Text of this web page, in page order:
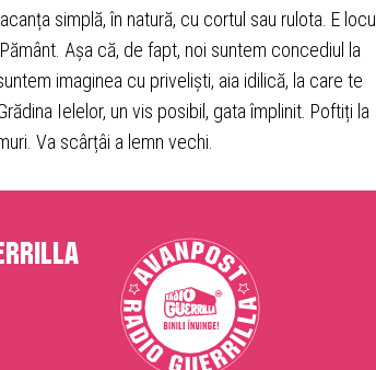
simplă, în natură, cu cortul sau rulota. E locul
Așa că, de fapt, noi suntem concediul la
imaginea cu priveliști, aia idilică, la care te
Ielelor, un vis posibil, gata împlinit. Poftiți la
Va scârțâi a lemn vechi.